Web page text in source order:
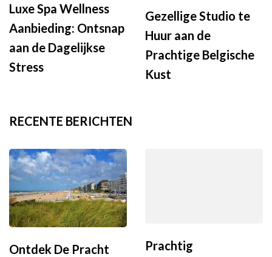
Luxe Spa Wellness
Aanbieding: Ontsnap
aan de Dagelijkse
Stress
Gezellige Studio te
Huur aan de
Prachtige Belgische
Kust
RECENTE BERICHTEN
Ontdek De Pracht
Prachtig